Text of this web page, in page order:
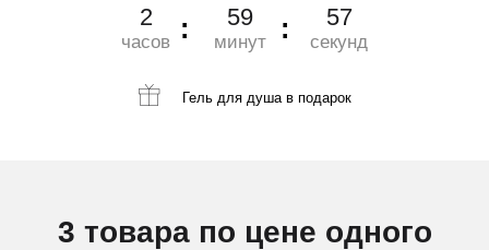
2
часов
59
минут
56
секунд
Гель для душав подарок
3 товара по цене одного